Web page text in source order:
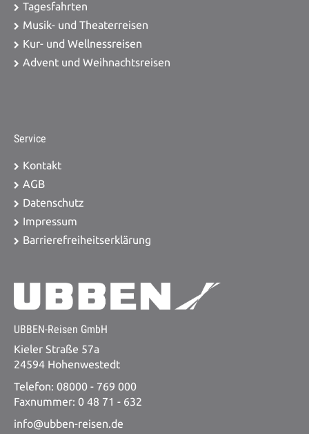
Tagesfahrten
Musik- und Theaterreisen
Kur- und Wellnessreisen
Advent und Weihnachtsreisen
Service
Kontakt
AGB
Datenschutz
Impressum
Barrierefreiheitserklärung
UBBEN-Reisen GmbH
Kieler Straße 57a
24594 Hohenwestedt
Telefon: 08000 - 769 000
Faxnummer: 0 48 71 - 632
info@ubben-reisen.de